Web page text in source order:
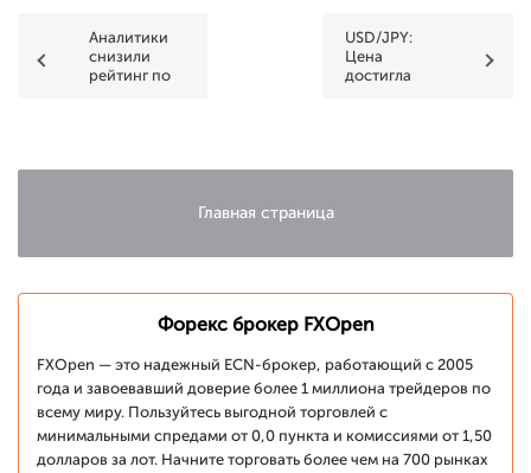
Аналитики
снизили
рейтинг по
USD/JPY:
Цена
достигла
Главная страница
Форекс брокер FXOpen
FXOpen — это надежный ECN-брокер, работающий с 2005
года и завоевавший доверие более 1 миллиона трейдеров по
всему миру. Пользуйтесь выгодной торговлей с
минимальными спредами от 0,0 пункта и комиссиями от 1,50
долларов за лот. Начните торговать более чем на 700 рынках